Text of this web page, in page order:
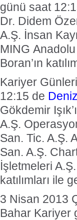
günü saat
Dr. Didem
A.Ş. İnsan
MING
Boran’ın
Kariyer
12:15 de
Gökdemir
A.Ş.
San. Tic. A.Ş.
San. A.Ş.
İşletmeleri
katılımları ile
3 Nisan 2013
Bahar Kariyer